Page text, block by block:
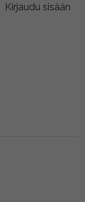
Kirjaudu sisään